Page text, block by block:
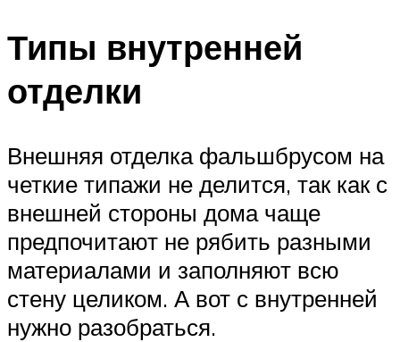
Типы внутренней
отделки
Внешняя отделка фальшбрусом на
четкие типажи не делится, так как с
внешней стороны дома чаще
предпочитают не рябить разными
материалами и заполняют всю
стену целиком. А вот с внутренней
нужно разобраться.